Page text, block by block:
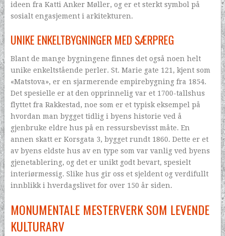
ideen fra Katti Anker Møller, og er et sterkt symbol på
sosialt engasjement i arkitekturen.
UNIKE ENKELTBYGNINGER MED SÆRPREG
Blant de mange bygningene finnes det også noen helt
unike enkeltstående perler. St. Marie gate 121, kjent som
«Matstova», er en sjarmerende empirebygning fra 1854.
Det spesielle er at den opprinnelig var et 1700-tallshus
flyttet fra Rakkestad, noe som er et typisk eksempel på
hvordan man bygget tidlig i byens historie ved å
gjenbruke eldre hus på en ressursbevisst måte. En
annen skatt er Korsgata 3, bygget rundt 1860. Dette er et
av byens eldste hus av en type som var vanlig ved byens
gjenetablering, og det er unikt godt bevart, spesielt
interiørmessig. Slike hus gir oss et sjeldent og verdifullt
innblikk i hverdagslivet for over 150 år siden.
MONUMENTALE MESTERVERK SOM LEVENDE
KULTURARV